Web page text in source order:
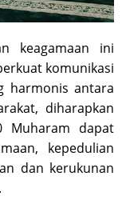
keagamaan ini
komunikasi
harmonis antara
diharapkan
Muharam dapat
kepedulian
dan kerukunan